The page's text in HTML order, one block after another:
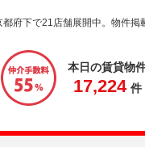
府下で21店舗展開中。物件掲
本日の賃貸物
17,224 件